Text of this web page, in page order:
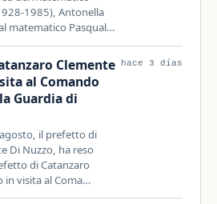
1985), Antonella
matematico Pasqual…
Clemente
al Comando
Guardia di
il prefetto di
Di Nuzzo, ha reso
di Catanzaro
in visita al Coma…
hace 3 días